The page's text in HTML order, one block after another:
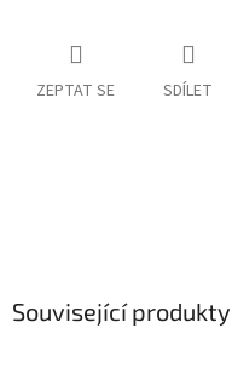
ZEPTAT SE SDÍLET
Související produkty